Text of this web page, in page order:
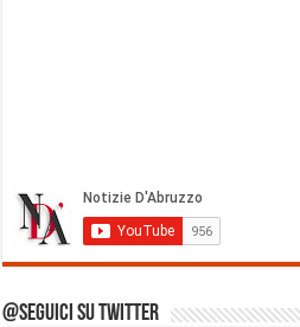
@Seguici su Twitter